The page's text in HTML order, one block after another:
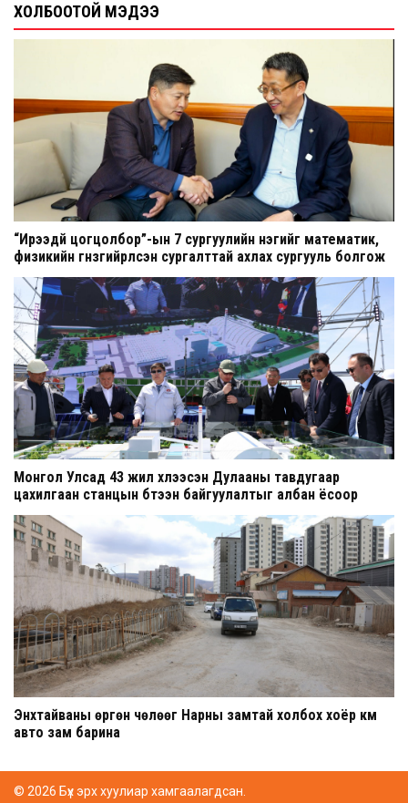
ХОЛБООТОЙ МЭДЭЭ
“Ирээдүй цогцолбор”-ын 7 сургуулийн нэгийг математик,
физикийн гүнзгийрүүлсэн сургалттай ахлах сургууль болгож
шинэчилнэ
Монгол Улсад 43 жил хүлээсэн Дулааны тавдугаар
цахилгаан станцын бүтээн байгуулалтыг албан ёсоор
эхлүүллээ
Энхтайваны өргөн чөлөөг Нарны замтай холбох хоёр км
авто зам барина
© 2026 Бүх эрх хуулиар хамгаалагдсан.